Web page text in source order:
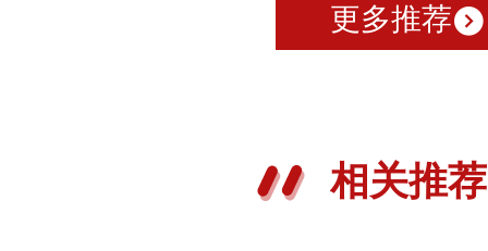
更多推荐
相关推荐